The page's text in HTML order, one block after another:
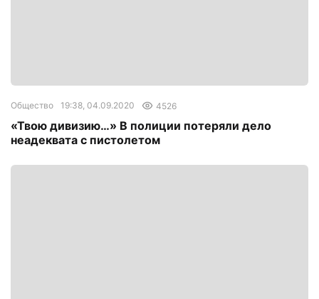
Общество 19:38, 04.09.2020 4526
«Твою дивизию…» В полиции потеряли дело
неадеквата с пистолетом